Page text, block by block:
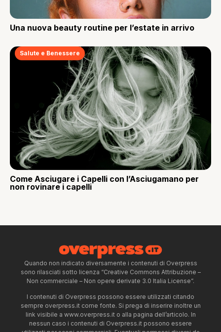
Una nuova beauty routine per l’estate in arrivo
Salute e Benessere
Come Asciugare i Capelli con l’Asciugamano per
non rovinare i capelli
Quando non indicato diversamente i contenuti di Overpress
sono rilasciati sotto licenza “Creative Commons Attribuzione –
Non commerciale – Non opere derivate 3.0 Italia License”.
I contenuti di Overpress possono essere utilizzati citando
sempre overpress.it come fonte. Si prega di inserire inoltre un
link visibile a www.overpress.it o alla pagina dell’articolo. In
nessun caso i contenuti di Overpress.it possono essere